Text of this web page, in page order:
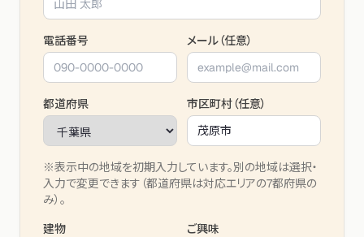
電話番号 メール（任意）
都道府県 市区町村（任意）
※表示中の地域を初期入力しています。別の地域は選択・
入力で変更できます（都道府県は対応エリアの7都府県の
み）。
建物
ご興味